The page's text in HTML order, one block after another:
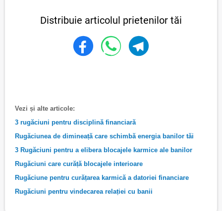
Distribuie articolul prietenilor tăi
Vezi și alte articole:
3 rugăciuni pentru disciplină financiară
Rugăciunea de dimineață care schimbă energia banilor tăi
3 Rugăciuni pentru a elibera blocajele karmice ale banilor
Rugăciuni care curăță blocajele interioare
Rugăciune pentru curățarea karmică a datoriei financiare
Rugăciuni pentru vindecarea relației cu banii